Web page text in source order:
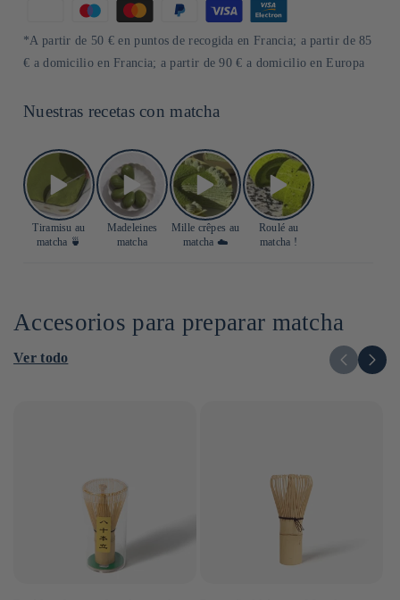
de
pago
*A partir de 50 € en puntos de recogida en Francia; a partir de 85
€ a domicilio en Francia; a partir de 90 € a domicilio en Europa
Nuestras recetas con matcha
Tiramisu au
matcha 🍵
Madeleines
matcha
Mille crêpes au
matcha ☁️
Roulé au
matcha !
Accesorios para preparar matcha
Ver todo